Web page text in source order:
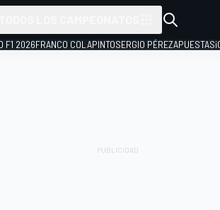
F1 2026FRANCO COLAPINTOSERGIO PÉREZAPUESTAS